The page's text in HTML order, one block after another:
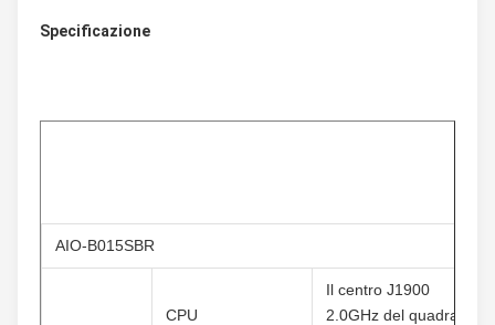
Specificazione
AIO-B015SBR
CPU
Il centro J1900
2.0GHz del quadrato